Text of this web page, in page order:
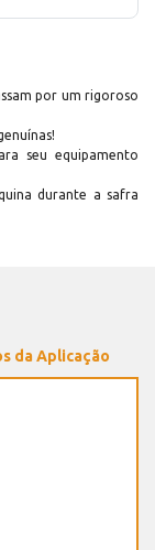
por um rigoroso
seu equipamento
durante a safra
da Aplicação